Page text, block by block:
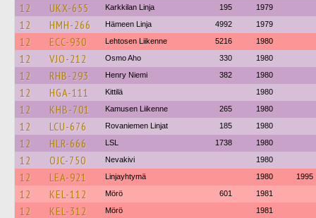
12 UKX-655 Karkkilan Linja 195 1979
12 HMH-266 Hämeen Linja 4992 1979
12 ECC-930 Lehtosen Liikenne 5216 1980
12 VJO-212 Osmo Aho 330 1980
12 RHB-293 Henry Niemi 382 1980
12 HGA-111 Kittilä 1980
12 KHB-701 Kamusen Liikenne 265 1980
12 LCU-676 Rovaniemen Linjat 185 1980
12 HLR-666 LSL 1738 1980
12 OJC-750 Nevakivi 1980
12 LEA-921 Linjayhtymä 1980 1995
12 KEL-112 Mörö 601 1981
12 KEL-312 Mörö 1981